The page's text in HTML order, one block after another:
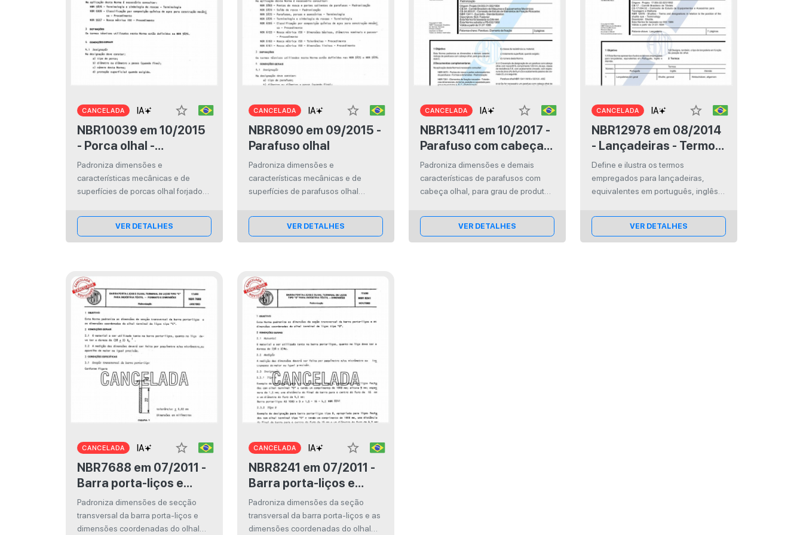
CANCELADA
star_border
NBR10039 em 10/2015
- Porca olhal -
Dimensões e
características
mecânicas
Padroniza dimensões e
características mecânicas e de
superfícies de porcas olhal forjados
motores e equipamentos em geral.
VER DETALHES
CANCELADA
star_border
NBR8090 em 09/2015 -
Parafuso olhal
Padroniza dimensões e
características mecânicas e de
superfícies de parafusos olhal
motores e equipamentos em geral.
VER DETALHES
CANCELADA
star_border
NBR13411 em 10/2017 -
Parafuso com cabeça
olhal - Grau de produto
C - Dimensões e
características
Padroniza dimensões e demais
características de parafusos com
cabeça olhal, para grau de produto
VER DETALHES
CANCELADA
star_border
NBR12978 em 08/2014
- Lançadeiras - Termos
e designação em
relação à posição do
olhal da lançadeira
Define e ilustra os termos
empregados para lançadeiras,
equivalentes em português, inglês e
VER DETALHES
CANCELADA
star_border
NBR7688 em 07/2011 -
Barra porta-liços e
olhal terminal de liços
tipo "C" para indústria
têxtil - Formato e
Padroniza dimensões de secção
transversal da barra porta-liços e
dimensões coordenadas do olhal
CANCELADA
star_border
NBR8241 em 07/2011 -
Barra porta-liços e
olhal terminal de liços
tipo "O" para indústria
têxtil - Dimensões
Padroniza dimensões da seção
transversal da barra porta-liços e as
dimensões coordenadas do olhal